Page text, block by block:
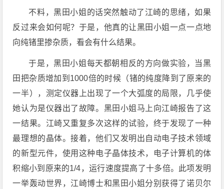
不料，黑田小姐的话突然触动了江崎的思绪，如果
反过来会如何呢？于是，他真的让黑田小姐一点一点地
向纯锗里掺杂质，看会有什么结果。
于是，黑田小姐每天都朝相反的方向做实验，当黑
田把杂质增加到1000倍的时候（锗的纯度降到了原来的
一半），测定仪器上出现了一个大弧度的局限，几乎使
她认为是仪器出了故障。黑田小姐马上向江崎报告了这
一结果。江崎又重复多次这样的试验，终于发现了一种
最理想的晶体。接着，他们又发明出自动电子技术领域
的新型元件，使用这种电子晶体技术，电子计算机的体
积缩小到原来的1/4，运行速度提高了十多倍。此项发明
一举轰动世界，江崎博士和黑田小姐分别获得了诺贝尔